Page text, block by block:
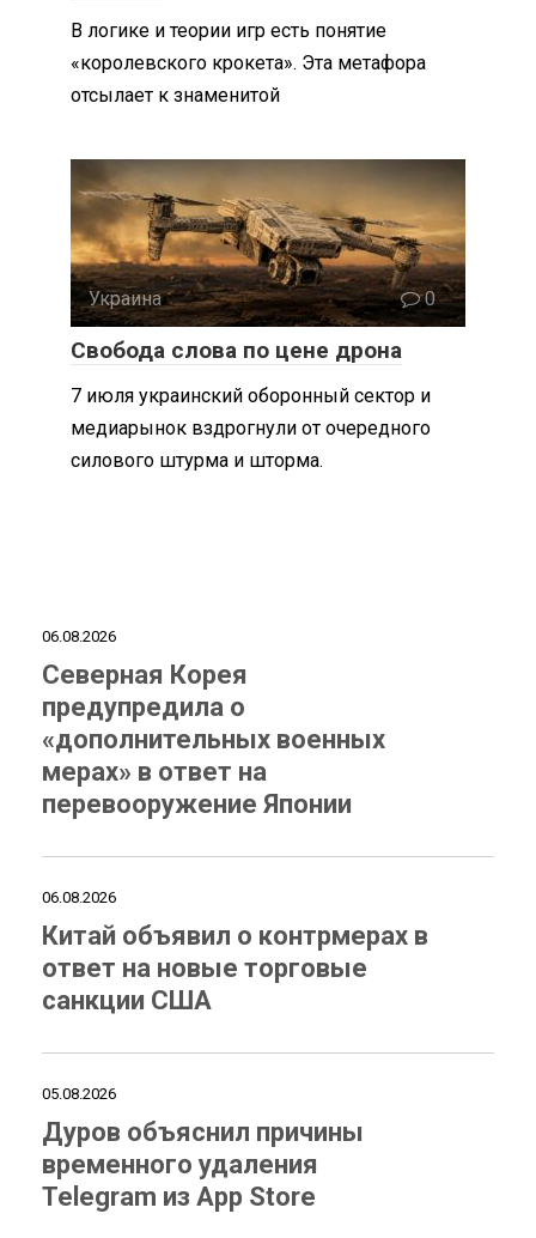
В логике и теории игр есть понятие
«королевского крокета». Эта метафора
отсылает к знаменитой
Украина 0
Свобода слова по цене дрона
7 июля украинский оборонный сектор и
медиарынок вздрогнули от очередного
силового штурма и шторма.
06.08.2026
Северная Корея
предупредила о
«дополнительных военных
мерах» в ответ на
перевооружение Японии
06.08.2026
Китай объявил о контрмерах в
ответ на новые торговые
санкции США
05.08.2026
Дуров объяснил причины
временного удаления
Telegram из App Store